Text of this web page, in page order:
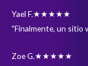
Yael F.★★★★★
"Finalmente, un sitio
Zoe G.★★★★★